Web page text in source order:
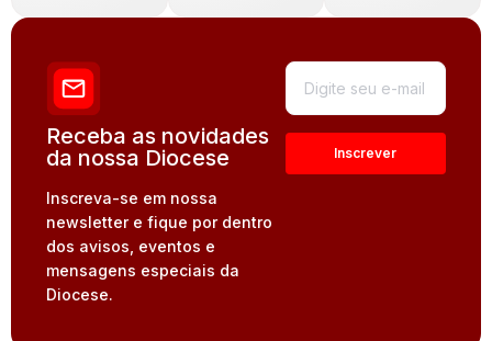
Receba as novidades
da nossa Diocese
Inscreva-se em nossa
newsletter e fique por dentro
dos avisos, eventos e
mensagens especiais da
Diocese.